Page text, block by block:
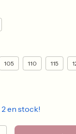
105 110 115
2 en stock!